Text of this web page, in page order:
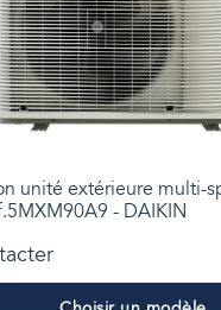
unité extérieure multi-
- DAIKIN